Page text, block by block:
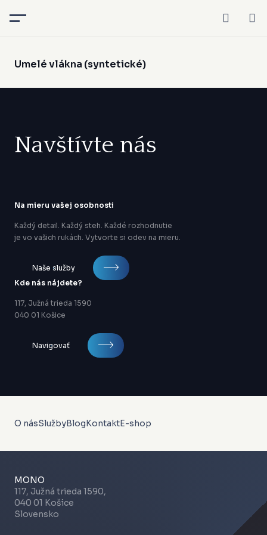
Umelé vlákna (syntetické)
Navštívte nás
Na mieru vašej osobnosti
Každý detail. Každý steh. Každé rozhodnutie
je vo vašich rukách. Vytvorte si odev na mieru.
Naše služby
Kde nás nájdete?
117, Južná trieda 1590
040 01 Košice
Navigovať
O násSlužbyBlogKontaktE-shop
MONO
117, Južná trieda 1590,
040 01 Košice
Slovensko